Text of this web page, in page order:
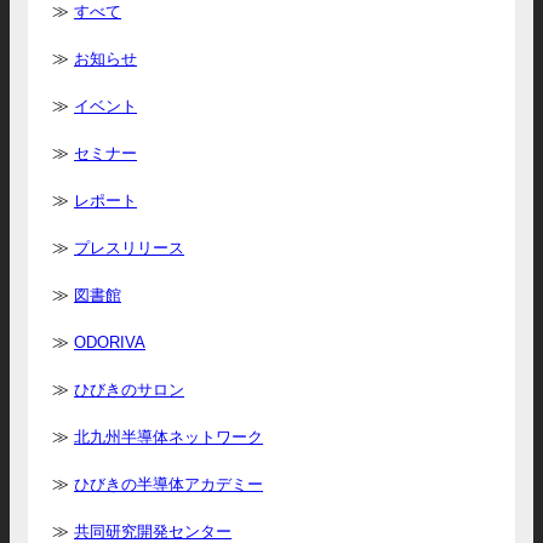
すべて
お知らせ
イベント
セミナー
レポート
プレスリリース
図書館
ODORIVA
ひびきのサロン
北九州半導体ネットワーク
ひびきの半導体アカデミー
共同研究開発センター